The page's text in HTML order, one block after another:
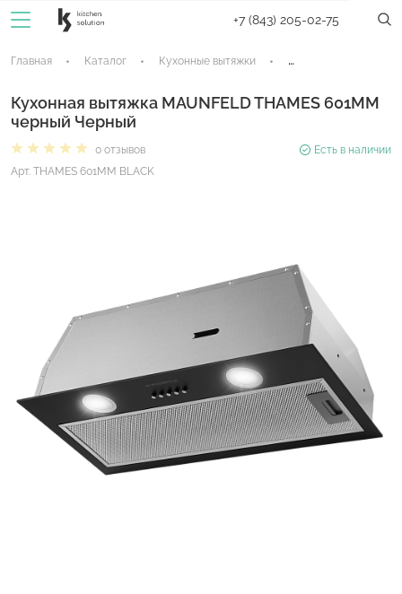
+7 (843) 205-02-75
Главная Каталог Кухонные вытяжки Встраиваемые
Кухонная вытяжка MAUNFELD THAMES 601MM
черный Черный
0 отзывов
Есть в наличии
Арт. THAMES 601MM BLACK